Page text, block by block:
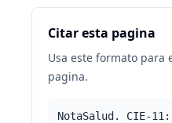
Citar esta pagina
Usa este formato para
pagina.
NotaSalud. CIE-